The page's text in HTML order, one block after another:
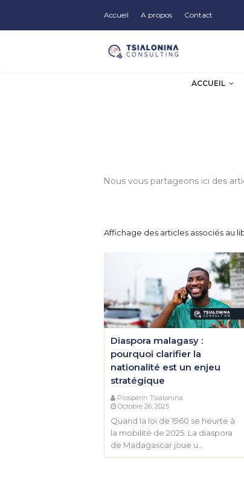
Accueil A propos Contact
ACCUEIL
Nous vous partageons ici des
Affichage des articles associés au
Diaspora malagasy :
pourquoi clarifier la
nationalité est un enjeu
stratégique
Prospérin Tsialonina
Octobre 26, 2025
Quand la loi de 1960 se heurte à
la mobilité de 2025. La diaspora
de Madagascar joue u…